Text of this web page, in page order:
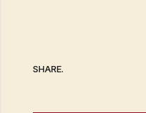
SHARE.